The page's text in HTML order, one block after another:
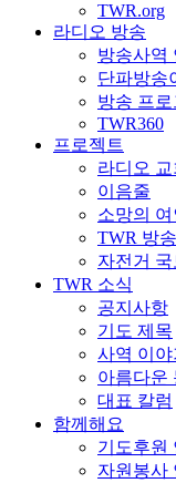
TWR.org
라디오 방송
방송사역
단파방송
방송 프로
TWR360
프로젝트
라디오 교
이음줄
소망의 여
TWR 방
자전거
TWR 소식
공지사항
기도 제목
사역 이야
아름다운
대표 칼럼
함께해요
기도후원
자원봉사